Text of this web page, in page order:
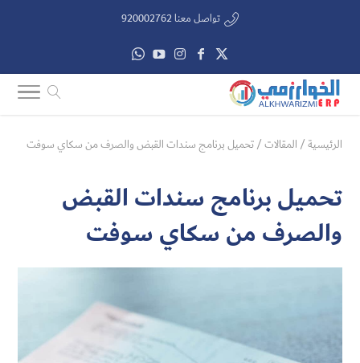
تواصل معنا 920002762
الرئيسية/ المقالات/تحميل برنامج سندات القبض والصرف من سكاي سوفت
تحميل برنامج سندات القبض
والصرف من سكاي سوفت